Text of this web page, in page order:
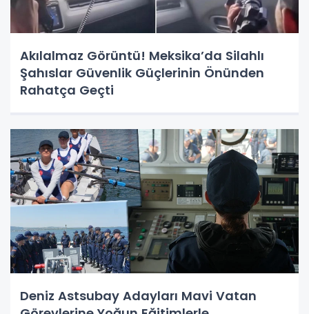
Akılalmaz Görüntü! Meksika’da Silahlı
Şahıslar Güvenlik Güçlerinin Önünden
Rahatça Geçti
Deniz Astsubay Adayları Mavi Vatan